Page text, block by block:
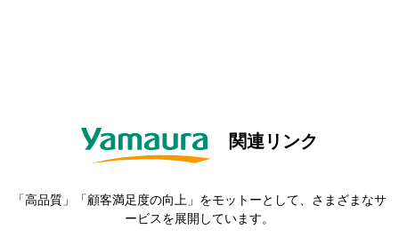
関連リンク
「高品質」「顧客満足度の向上」をモットーとして、さまざまなサ
ービスを展開しています。